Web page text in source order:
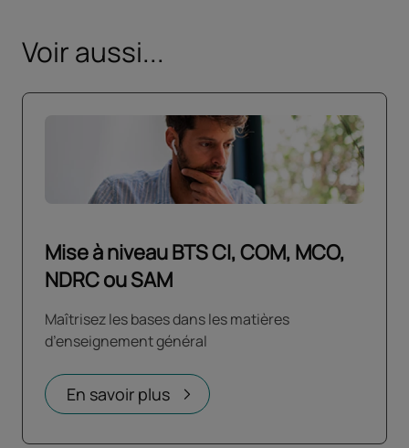
Voir aussi...
Mise à niveau BTS CI, COM, MCO,
NDRC ou SAM
Maîtrisez les bases dans les matières
d’enseignement général
En savoir plus